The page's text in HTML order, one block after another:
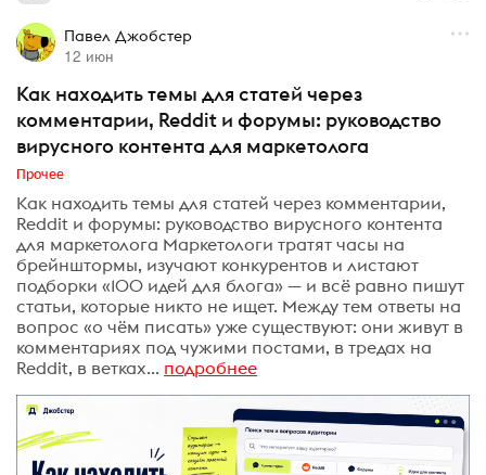
Павел Джобстер
12 июн
Как находить темы для статей через
комментарии, Reddit и форумы: руководство
вирусного контента для маркетолога
Прочее
Как находить темы для статей через комментарии,
Reddit и форумы: руководство вирусного контента
для маркетолога Маркетологи тратят часы на
брейнштормы, изучают конкурентов и листают
подборки «100 идей для блога» — и всё равно пишут
статьи, которые никто не ищет. Между тем ответы на
вопрос «о чём писать» уже существуют: они живут в
комментариях под чужими постами, в тредах на
Reddit, в ветках... подробнее